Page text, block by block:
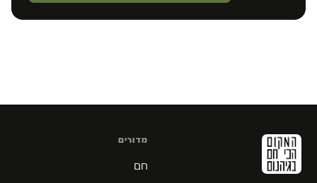
מדורים
חם